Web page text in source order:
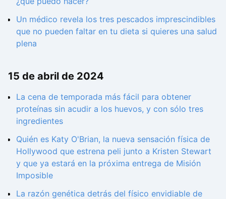
Un médico revela los tres pescados imprescindibles
que no pueden faltar en tu dieta si quieres una salud
plena
15 de abril de 2024
La cena de temporada más fácil para obtener
proteínas sin acudir a los huevos, y con sólo tres
ingredientes
Quién es Katy O'Brian, la nueva sensación física de
Hollywood que estrena peli junto a Kristen Stewart
y que ya estará en la próxima entrega de Misión
Imposible
La razón genética detrás del físico envidiable de